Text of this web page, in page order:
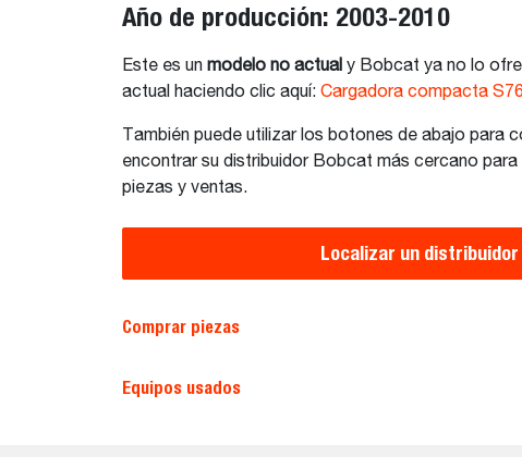
Año de producción: 2003-2010
Este es un modelo no actual y Bobcat ya no lo
actual haciendo clic aquí: Cargadora compacta S76
También puede utilizar los botones de abajo para
encontrar su distribuidor Bobcat más cercano
piezas y ventas.
Localizar un distribuidor
Comprar piezas
Equipos usados